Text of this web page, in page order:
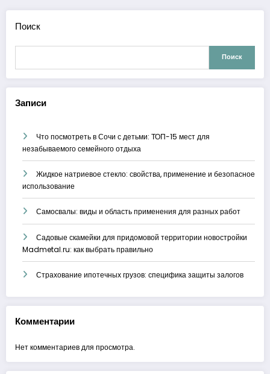
Поиск
Поиск
Записи
Что посмотреть в Сочи с детьми: ТОП-15 мест для
незабываемого семейного отдыха
Жидкое натриевое стекло: свойства, применение и безопасное
использование
Самосвалы: виды и область применения для разных работ
Садовые скамейки для придомовой территории новостройки
Madmetal.ru: как выбрать правильно
Страхование ипотечных грузов: специфика защиты залогов
Комментарии
Нет комментариев для просмотра.